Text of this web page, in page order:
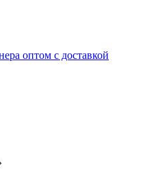
оптом с доставкой